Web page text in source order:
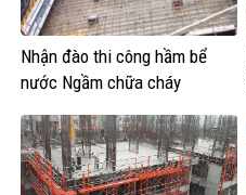
Nhận đào thi công hầm bể
nước Ngầm chữa cháy